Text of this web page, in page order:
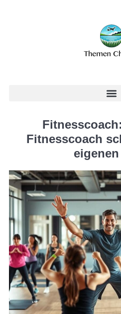
Fitnesscoach